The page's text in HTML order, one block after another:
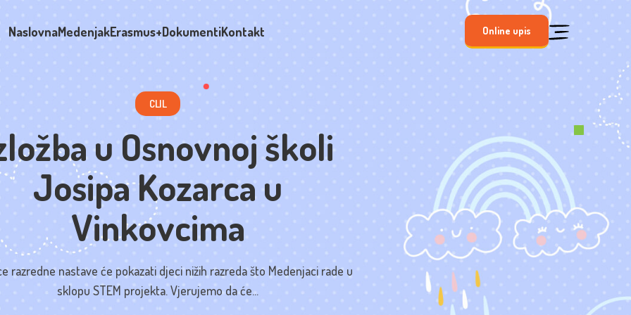
NaslovnaMedenjakErasmus+DokumentiKontakt Online upis
CLIL
u Osnovnoj školi
Josipa Kozarca u
Vinkovcima
razredne nastave će pokazati djeci nižih razreda što Medenjaci rade u
sklopu STEM projekta. Vjerujemo da će...